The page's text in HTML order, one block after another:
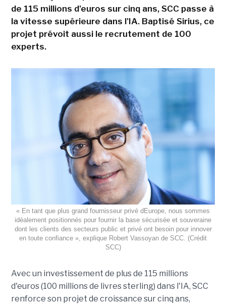
de 115 millions d'euros sur cinq ans, SCC passe à
la vitesse supérieure dans l'IA. Baptisé Sirius, ce
projet prévoit aussi le recrutement de 100
experts.
« En tant que plus grand fournisseur privé dEurope, nous sommes
idéalement positionnés pour fournir la base sécurisée et souveraine
dont les clients des secteurs public et privé ont besoin pour innover
en toute confiance », explique Robert Vassoyan de SCC. (Crédit
SCC)
Avec un investissement de plus de 115 millions
d'euros (100 millions de livres sterling) dans l'IA, SCC
renforce son projet de croissance sur cinq ans,